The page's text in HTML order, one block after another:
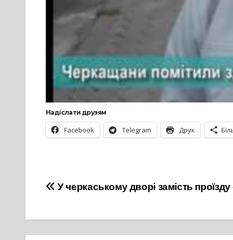
Надіслати друзям
Facebook Telegram Друк
Навігація
У черкаському дворі замість проїзду